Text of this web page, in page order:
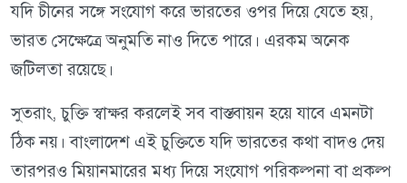
যদি চীনের সঙ্গে সংযোগ করে ভারতের ওপর দিয়ে যেতে হয়,
ভারত সেক্ষেত্রে অনুমতি নাও দিতে পারে। এরকম অনেক
জটিলতা রয়েছে।
সুতরাং, চুক্তি স্বাক্ষর করলেই সব বাস্তবায়ন হয়ে যাবে এমনটা
ঠিক নয়। বাংলাদেশ এই চুক্তিতে যদি ভারতের কথা বাদও দেয়
তারপরও মিয়ানমারের মধ্য দিয়ে সংযোগ পরিকল্পনা বা প্রকল্প